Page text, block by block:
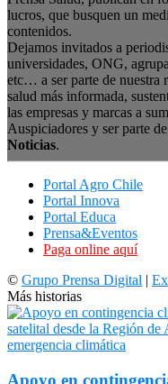
lucros, que busquen un
contenidos.
Dejamos invitados a
universidades, ONG,
etc… a ser parte de nuestra
salud más informada,
las empresas y marcas a
Auspiciadores y ser parte
Noticias.
Portal Agro Chile
Portal Innova
Portal Educa
Prensa&Eventos
Paga online aquí
© Grupo Prensa Digital |
Más historias
Apoyo en